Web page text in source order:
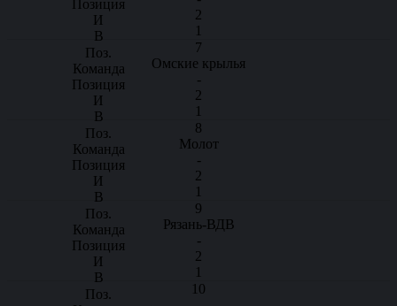
2
1
7
Омские крылья
-
2
1
8
Молот
-
2
1
9
Рязань-ВДВ
-
2
1
10